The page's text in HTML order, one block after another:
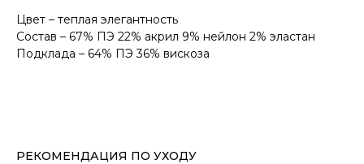
Цвет – теплая элегантность
Состав – 67% ПЭ 22% акрил 9% нейлон 2% эластан
Подклада – 64% ПЭ 36% вискоза
РЕКОМЕНДАЦИЯ ПО УХОДУ